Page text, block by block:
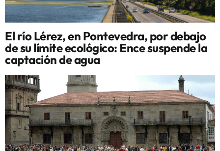
El río Lérez, en Pontevedra, por debajo
de su límite ecológico: Ence suspende la
captación de agua